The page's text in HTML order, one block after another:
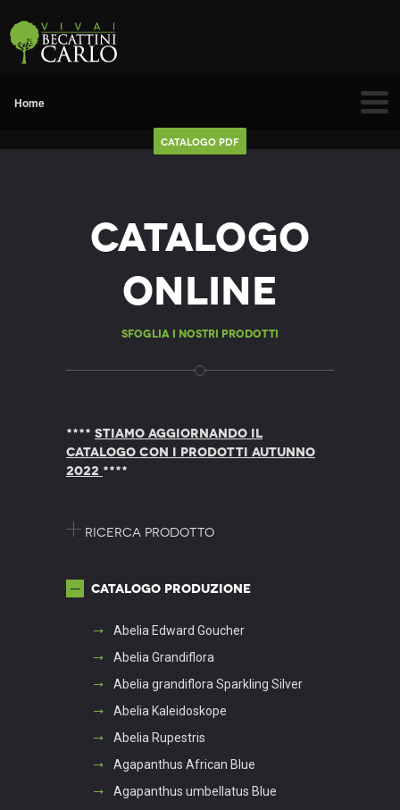
Catalogo Pdf
Catalogo
Online
Sfoglia i nostri prodotti
**** STIAMO AGGIORNANDO IL
CATALOGO CON I PRODOTTI AUTUNNO
2022 ****
Ricerca prodotto
Catalogo produzione
Abelia Edward Goucher
Abelia Grandiflora
Abelia grandiflora Sparkling Silver
Abelia Kaleidoskope
Abelia Rupestris
Agapanthus African Blue
Agapanthus umbellatus Blue